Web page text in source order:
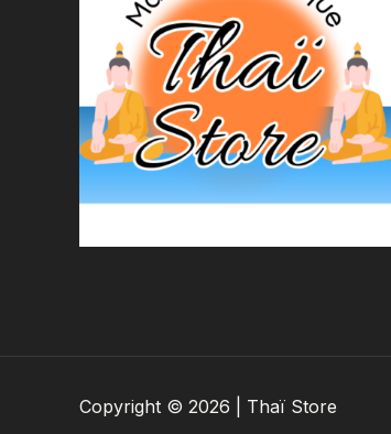
Copyright © 2026 | Thaï Store